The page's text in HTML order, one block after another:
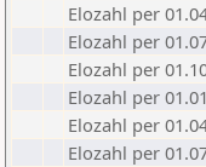
Elozahl per
Elozahl per
Elozahl per
Elozahl per
Elozahl per
Elozahl per